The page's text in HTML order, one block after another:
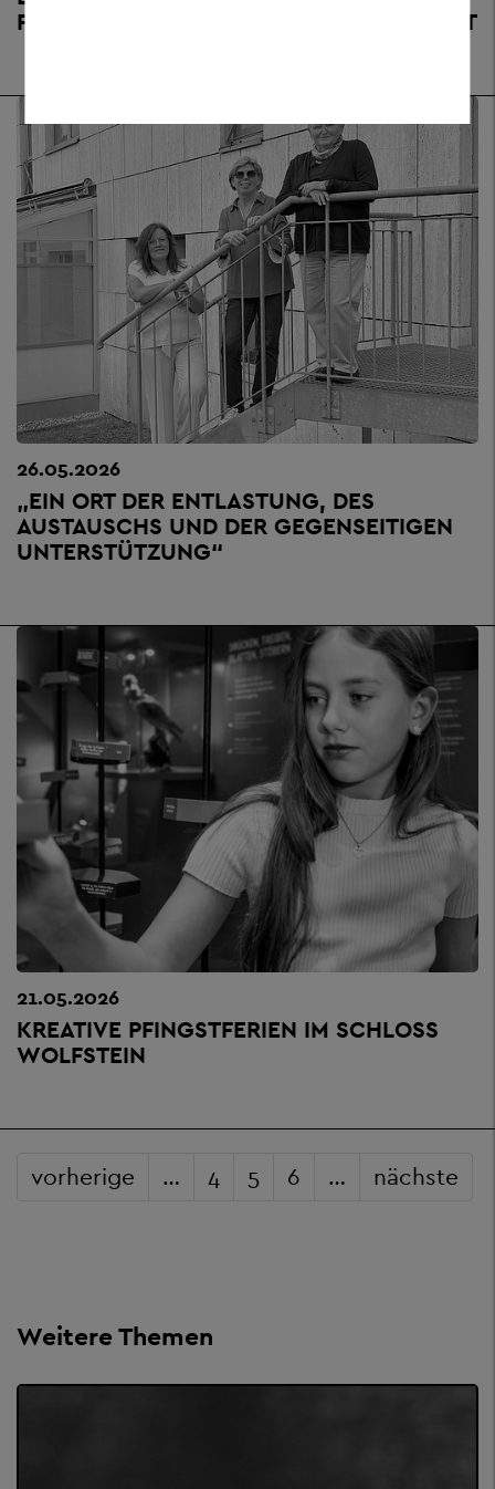
FORT – NÄCHSTES THEMA: VEREINSRECHT
26.05.2026
„EIN ORT DER ENTLASTUNG, DES
AUSTAUSCHS UND DER GEGENSEITIGEN
UNTERSTÜTZUNG“
21.05.2026
KREATIVE PFINGSTFERIEN IM SCHLOSS
WOLFSTEIN
vorherige … 4 5 6 … nächste
Weitere Themen